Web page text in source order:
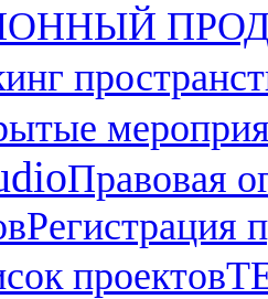
Правовая
Регистрация
проектов